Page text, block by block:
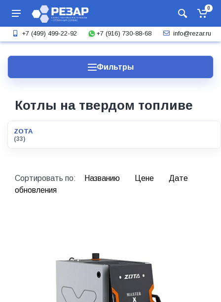
0
+7 (499) 499-22-92 +7 (916) 730-88-68 info@rezar.ru
Фильтры
Котлы на твердом топливе
ZOTA
(33)
Сортировать по: Названию Цене
Дате
обновления